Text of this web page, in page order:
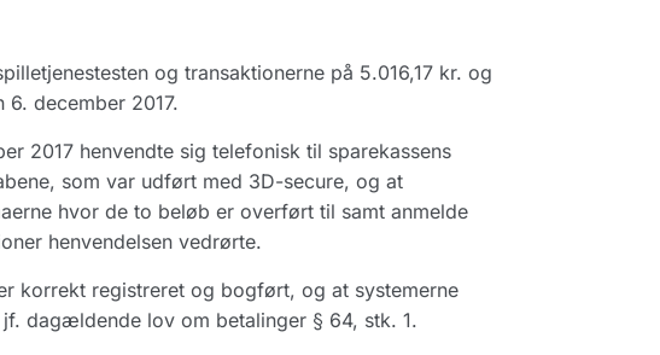
og transaktionerne på 5.016,17 kr. og
december 2017.
2017 henvendte sig telefonisk til sparekassens
som var udført med 3D-secure, og at
hvor de to beløb er overført til samt anmelde
henvendelsen vedrørte.
korrekt registreret og bogført, og at systemerne
dagældende lov om betalinger § 64, stk. 1.